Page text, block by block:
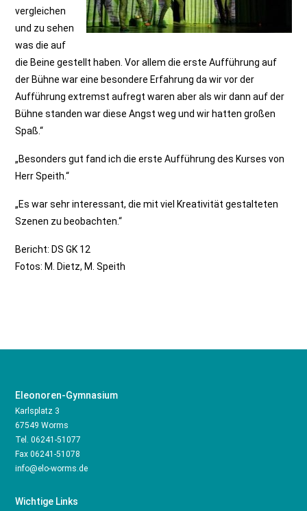
vergleichen
und zu sehen
was die auf
die Beine gestellt haben. Vor allem die erste Aufführung auf
der Bühne war eine besondere Erfahrung da wir vor der
Aufführung extremst aufregt waren aber als wir dann auf der
Bühne standen war diese Angst weg und wir hatten großen
Spaß.“
„Besonders gut fand ich die erste Aufführung des Kurses von
Herr Speith.“
„Es war sehr interessant, die mit viel Kreativität gestalteten
Szenen zu beobachten.“
Bericht: DS GK 12
Fotos: M. Dietz, M. Speith
Eleonoren-Gymnasium
Karlsplatz 3
67549 Worms
Tel.06241-51077
Fax 06241-51078
info@elo-worms.de
Wichtige Links